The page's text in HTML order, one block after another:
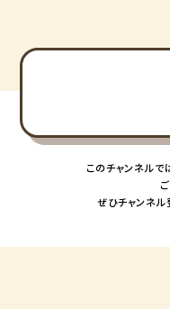
このチャンネル
ぜひチャンネル